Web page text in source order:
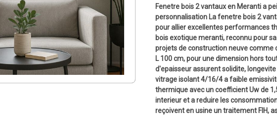
Fenetre bois 2 vantaux en Meranti a
personnalisation La fenetre bois 2
pour allier excellentes performances
bois exotique meranti, reconnu pour
projets de construction neuve comme
L 100 cm, pour une dimension hors
d'epaisseur assurent solidite,
vitrage isolant 4/16/4 a faible
thermique avec un coefficient Uw de
interieur et a reduire les
reçoivent en usine un traitement FIH,